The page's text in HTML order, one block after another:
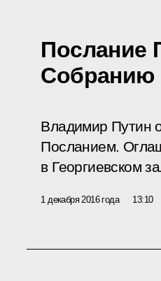
Послание
Собранию
Владимир Путин
Посланием.
в Георгиевском
1 декабря 2016 года 13:10